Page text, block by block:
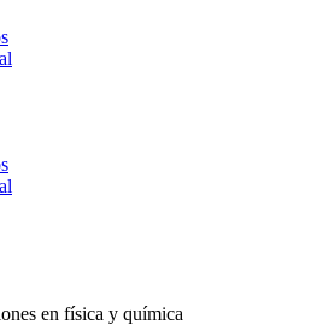
en física y química